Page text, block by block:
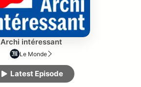
Archi intéressant
Le Monde
Latest Episode